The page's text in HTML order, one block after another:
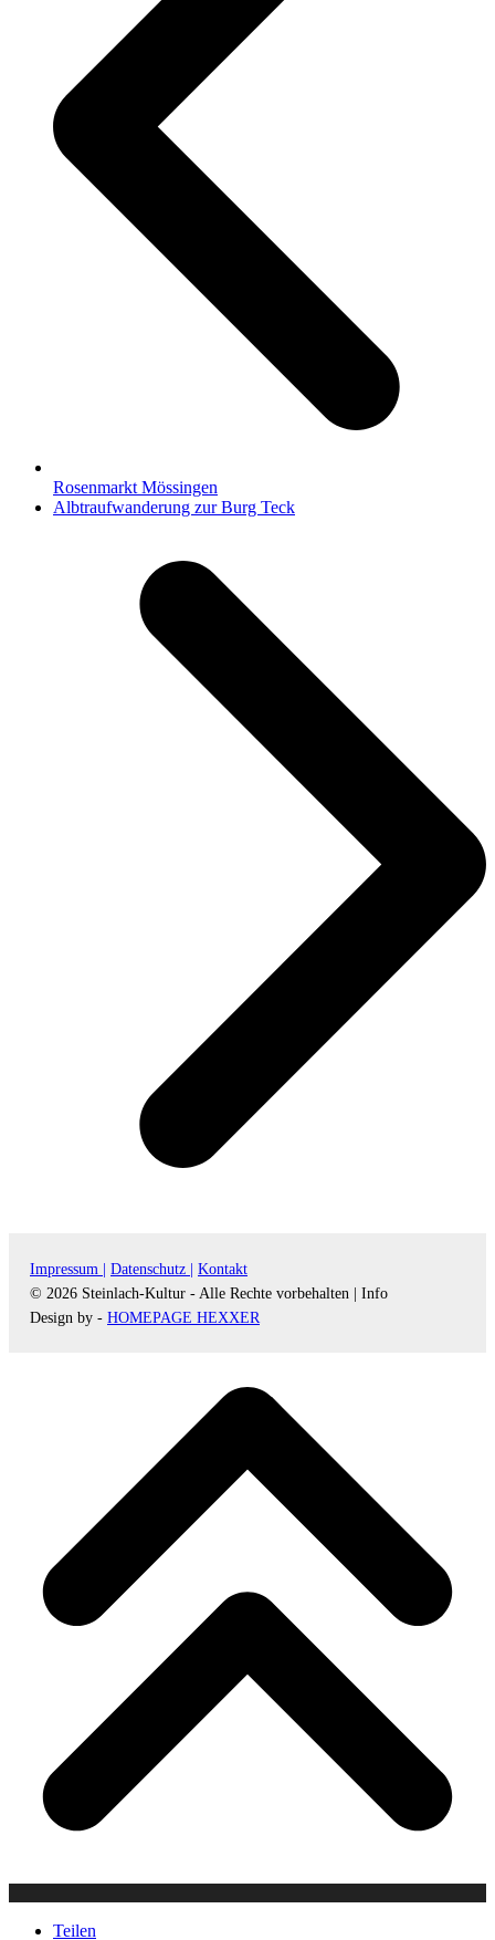
Rosenmarkt Mössingen
Nächster
Albtraufwanderung zur Burg Teck
Impressum | Datenschutz |
Kontakt
© 2026 Steinlach-Kultur - Alle Rechte vorbehalten |
Info
Design by - HOMEPAGE HEXXER
Teilen